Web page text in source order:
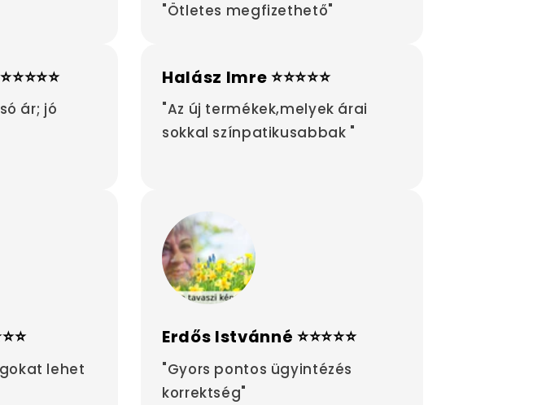
"Ötletes megfizethető"
ár; jó
Halász Imre ⭐⭐⭐⭐⭐
"Az új termékek,melyek árai
sokkal színpatikusabbak "
lehet
Erdős Istvánné ⭐⭐⭐⭐⭐
"Gyors pontos ügyintézés
korrektség"